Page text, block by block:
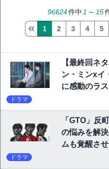
96624件中 1 ～ 15
1 2 3 4 5
【最終回ネ
ン・ミンxイ
に感動のラ
ドラマ
「GTO」反
の悩みを解
ムも覚醒さ
ドラマ